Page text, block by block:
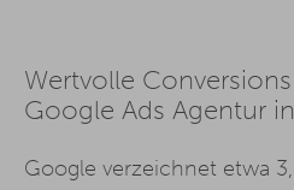
Wertvolle
Google Ads Agentur
Google verzeichnet etwa